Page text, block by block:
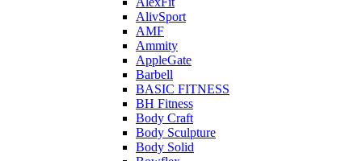
AlivSport
AMF
Ammity
AppleGate
Barbell
BASIC FITNESS
BH Fitness
Body Craft
Body Sculpture
Body Solid